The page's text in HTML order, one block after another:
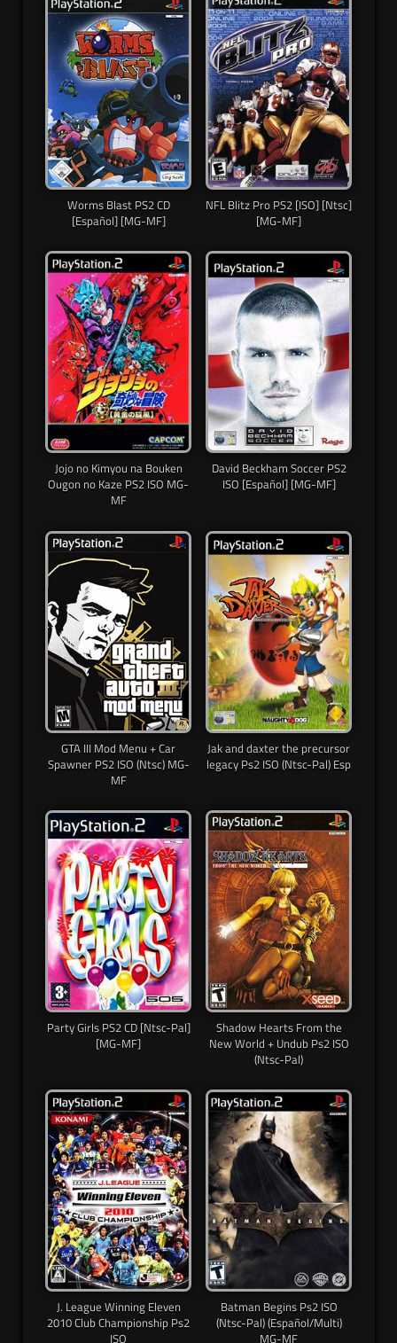
Worms Blast PS2 CD
[Español] [MG-MF]
NFL Blitz Pro PS2 [ISO] [Ntsc]
[MG-MF]
Jojo no Kimyou na Bouken
Ougon no Kaze PS2 ISO MG-
MF
David Beckham Soccer PS2
ISO [Español] [MG-MF]
GTA III Mod Menu + Car
Spawner PS2 ISO (Ntsc) MG-
MF
Jak and daxter the precursor
legacy Ps2 ISO (Ntsc-Pal) Esp
Party Girls PS2 CD [Ntsc-Pal]
[MG-MF]
Shadow Hearts From the
New World + Undub Ps2 ISO
(Ntsc-Pal)
J. League Winning Eleven
2010 Club Championship Ps2
ISO
Batman Begins Ps2 ISO
(Ntsc-Pal) (Español/Multi)
MG-MF